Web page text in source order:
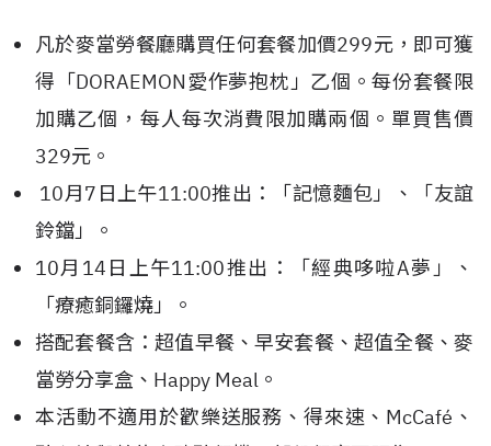
凡於麥當勞餐廳購買任何套餐加價299元，即可獲
得「DORAEMON愛作夢抱枕」乙個。每份套餐限
加購乙個，每人每次消費限加購兩個。單買售價
329元。
10月7日上午11:00推出：「記憶麵包」、「友誼
鈴鐺」。
10月14日上午11:00推出：「經典哆啦A夢」、
「療癒銅鑼燒」。
搭配套餐含：超值早餐、早安套餐、超值全餐、麥
當勞分享盒、Happy Meal。
本活動不適用於歡樂送服務、得來速、McCafé、